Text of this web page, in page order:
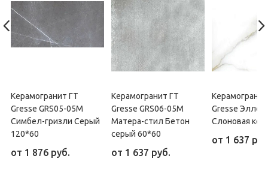
Керамогранит ГТ
Gresse GRS05-05M
Симбел-гризли Серый
120*60
от 1 876 руб.
Керамогранит ГТ
Gresse GRS06-05M
Матера-стил Бетон
серый 60*60
от 1 637 руб.
Gresse
Слоновая
от 1 637